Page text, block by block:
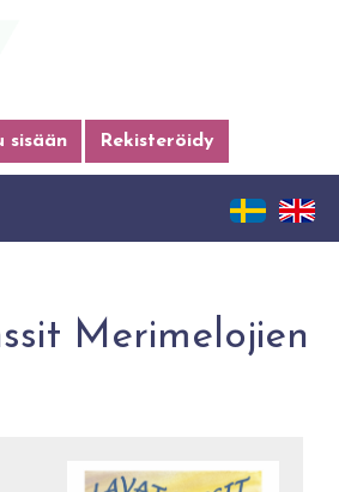
sisään Rekisteröidy
Merimelojien